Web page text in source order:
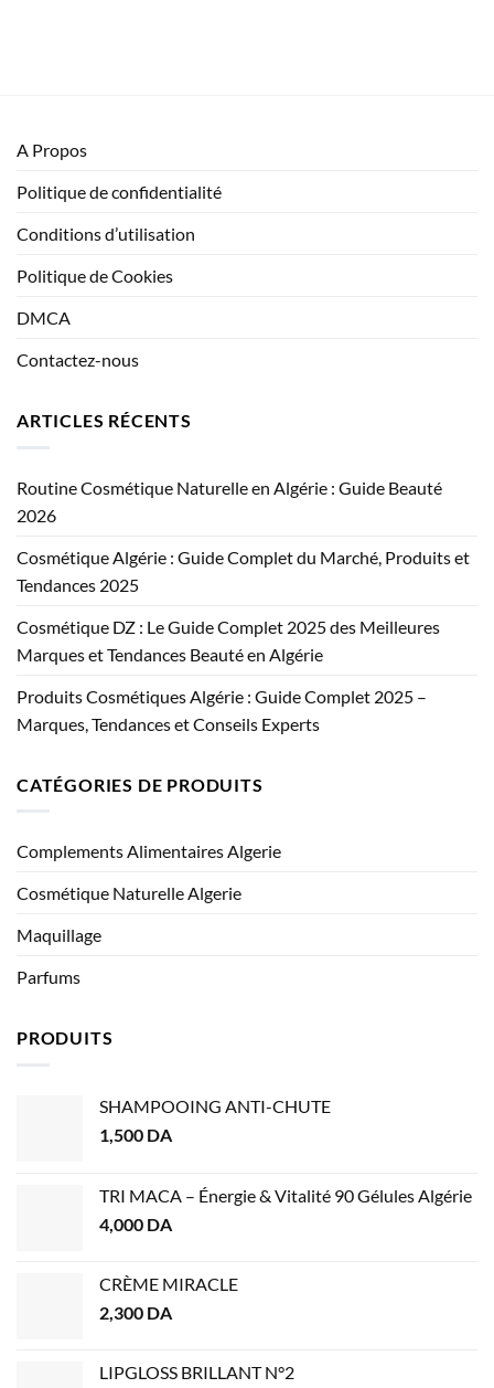
A Propos
Politique de confidentialité
Conditions d’utilisation
Politique de Cookies
DMCA
Contactez-nous
ARTICLES RÉCENTS
Routine Cosmétique Naturelle en Algérie : Guide Beauté
2026
Cosmétique Algérie : Guide Complet du Marché, Produits et
Tendances 2025
Cosmétique DZ : Le Guide Complet 2025 des Meilleures
Marques et Tendances Beauté en Algérie
Produits Cosmétiques Algérie : Guide Complet 2025 –
Marques, Tendances et Conseils Experts
CATÉGORIES DE PRODUITS
Complements Alimentaires Algerie
Cosmétique Naturelle Algerie
Maquillage
Parfums
PRODUITS
SHAMPOOING ANTI-CHUTE
1,500 DA
TRI MACA – Énergie & Vitalité 90 Gélules Algérie
4,000 DA
CRÈME MIRACLE
2,300 DA
LIPGLOSS BRILLANT N°2